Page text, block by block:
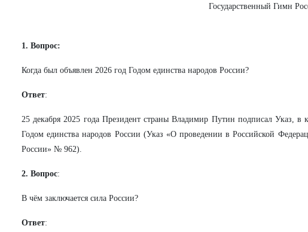
Государственный Гимн
1. Вопрос:
Когда был объявлен 2026 год Годом единства народов России?
Ответ:
25 декабря 2025 года Президент страны Владимир Путин подписал Указ, в
Годом единства народов России (Указ «О проведении в Российской
России» № 962).
2. Вопрос:
В чём заключается сила России?
Ответ: